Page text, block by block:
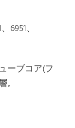
6951、
ーブコア(フ